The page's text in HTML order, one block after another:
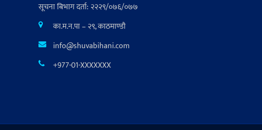
सूचना बिभाग दर्ता: २२२९/०७६/०७७
का.म.न.पा – २९, काठमाण्डौ
info@shuvabihani.com
+977-01-XXXXXXX